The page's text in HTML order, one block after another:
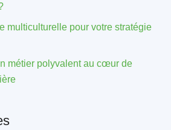
multiculturelle pour votre stratégie
métier polyvalent au cœur de